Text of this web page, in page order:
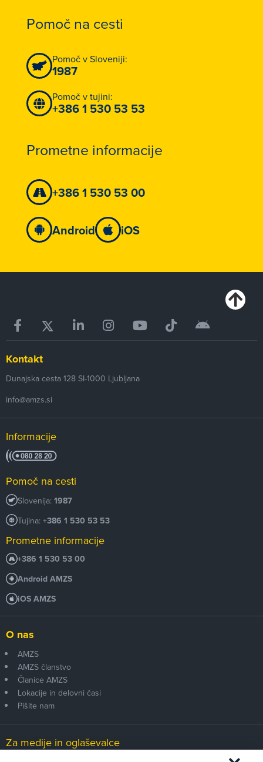
Pomoč na cesti
Pomoč v Sloveniji:
1987
Pomoč v tujini:
+386 1 530 53 53
Prometne informacije
+386 1 530 53 00
Android iOS
Kontakt
Dunajska cesta 128 SI-1000 Ljubljana
info@amzs.si
Informacije
Pomoč na cesti
Slovenija: 1987
Tujina: +386 1 530 53 53
Prometne informacije
+386 1 530 53 00
Android AMZS
iOS AMZS
O nas
AMZS
AMZS članstvo
Članice AMZS
Lokacije in delovni časi
Pišite nam
Za medije in oglaševalce